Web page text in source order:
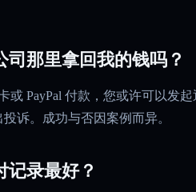
那里拿回我的钱吗？
PayPal 付款，您或许可以发起
诉。成功与否因案例而异。
记录最好？